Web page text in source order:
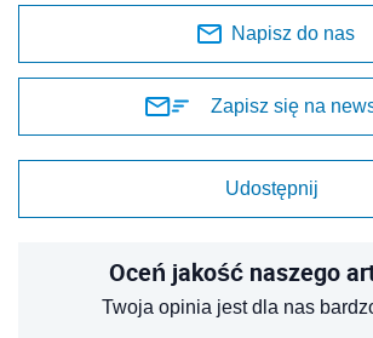
Napisz do nas
Zapisz się na
Udostępnij
Oceń jakość naszego
Twoja opinia jest dla nas